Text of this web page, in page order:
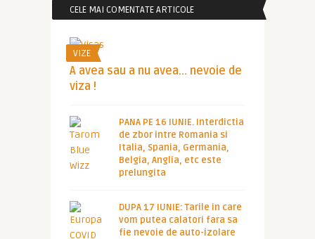
CELE MAI COMENTATE ARTICOLE
VIZE
A avea sau a nu avea… nevoie de
viza !
PANA PE 16 IUNIE. Interdictia
de zbor intre Romania si
Italia, Spania, Germania,
Belgia, Anglia, etc este
prelungita
DUPA 17 IUNIE: Tarile in care
vom putea calatori fara sa
fie nevoie de auto-izolare